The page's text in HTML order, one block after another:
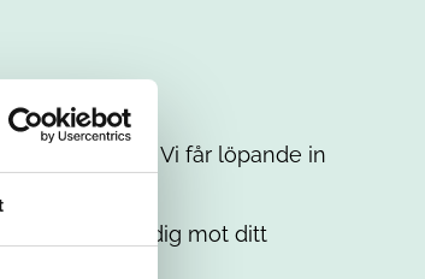
inte. Vi får löpande in
matchar vi dig mot ditt